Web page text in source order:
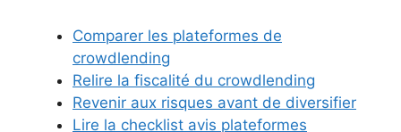
Comparer les plateformes de
crowdlending
Relire la fiscalité du crowdlending
Revenir aux risques avant de diversifier
Lire la checklist avis plateformes